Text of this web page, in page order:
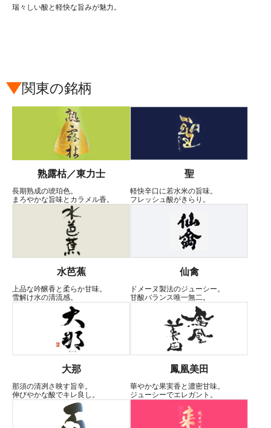
瑞々しい酸と軽快な旨みが魅力。
関東の銘柄
熟露枯／東力士
長期熟成の琥珀色。
まろやかな旨味とカラメル香。
聖
軽快辛口に若水米の旨味。
フレッシュ酸がきらり。
水芭蕉
上品な吟醸香と柔らか甘味。
雪解け水の清流感。
仙禽
ドメーヌ製法のジューシー。
甘酸バランス唯一無二。
大那
那須の清冽さ映す旨辛。
伸びやかな酸でキレ良し。
鳳凰美田
華やかな果実香と濃密甘味。
ジューシーでエレガント。